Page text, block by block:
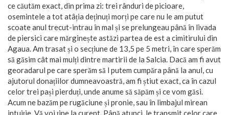
ce căutăm exact, din prima zi: trei rânduri de picioare,
osemintele a tot atâția deținuți morți pe care nu le am putut
scoate anul trecut-intrau în mal și se prelungeau până în livada
de piersici care mărginește astăzi partea de est a cimitirului din
Agaua. Am trasat și o secțiune de 13,5 pe 5 metri, în care sperăm
să găsim cât mai mulți dintre martirii de la Salcia. Dacă am fi avut
georadarul pe care sperăm să l putem cumpăra până la anul, cu
ajutorul donațiilor dumneavoastră, am fi știut exact, ca în cazul
celor trei pași pierduți, unde anume să săpăm și ce vom găsi.
Acum ne bazăm pe rugăciune și pronie, sau în limbajul mirean
intuiție. Vă voi ține la curent. Până atunci, le transmit celor care